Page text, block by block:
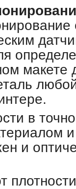
макете
в
и